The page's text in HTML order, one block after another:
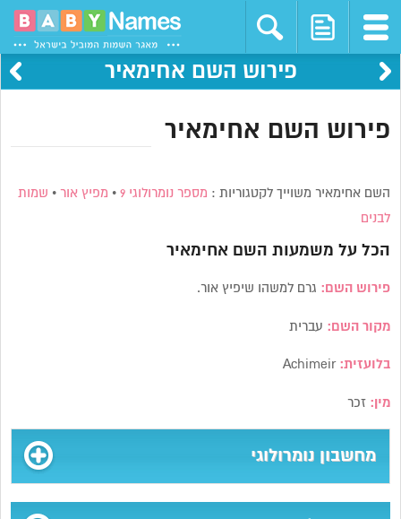
פירוש השם אחימאיר
פירוש השם אחימאיר
השם אחימאיר משוייך לקטגוריות : מספר נומרולוגי 9 • מפיץ אור • שמות
לבנים
הכל על משמעות השם אחימאיר
פירוש השם: גרם למשהו שיפיץ אור.
מקור השם: עברית
בלועזית: Achimeir
מין: זכר
מחשבון נומרולוגי